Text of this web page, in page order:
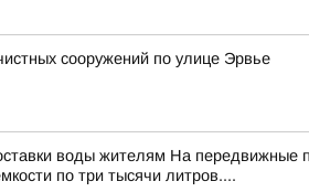
сооружений по улице Эрвье
воды жителям На передвижные
по три тысячи литров....